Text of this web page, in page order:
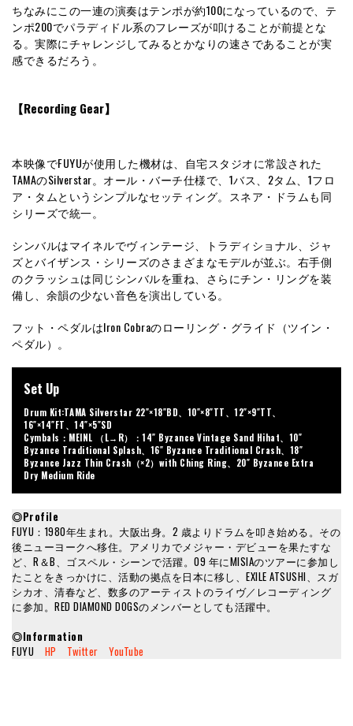
ちなみにこの一連の演奏はテンポが約100になっているので、テ
ンポ200でパラディドル系のフレーズが叩けることが前提とな
る。実際にチャレンジしてみるとかなりの速さであることが実
感できるだろう。
【Recording Gear】
本映像でFUYUが使用した機材は、自宅スタジオに常設された
TAMAのSilverstar。オール・バーチ仕様で、1バス、2タム、1フロ
ア・タムというシンプルなセッティング。スネア・ドラムも同
シリーズで統一。
シンバルはマイネルでヴィンテージ、トラディショナル、ジャ
ズとバイザンス・シリーズのさまざまなモデルが並ぶ。右手側
のクラッシュは同じシンバルを重ね、さらにチン・リングを装
備し、余韻の少ない音色を演出している。
フット・ペダルはIron Cobraのローリング・グライド（ツイン・
ペダル）。
Set Up
Drum Kit:TAMA Silverstar 22″×18″BD、10″×8″TT、12″×9″TT、
16″×14″FT、14″×5″SD
Cymbals：MEINL （L→R）：14″ Byzance Vintage Sand Hihat、10″
Byzance Traditional Splash、16″ Byzance Traditional Crash、18″
Byzance Jazz Thin Crash（×2）with Ching Ring、20″ Byzance Extra
Dry Medium Ride
◎Profile
FUYU：1980年生まれ。大阪出身。2 歳よりドラムを叩き始める。その
後ニューヨークへ移住。アメリカでメジャー・デビューを果たすな
ど、R＆B、ゴスペル・シーンで活躍。09 年にMISIAのツアーに参加し
たことをきっかけに、活動の拠点を日本に移し、EXILE ATSUSHI、スガ
シカオ、清春など、数多のアーティストのライヴ／レコーディング
に参加。RED DIAMOND DOGSのメンバーとしても活躍中。
◎Information
FUYU HP Twitter YouTube